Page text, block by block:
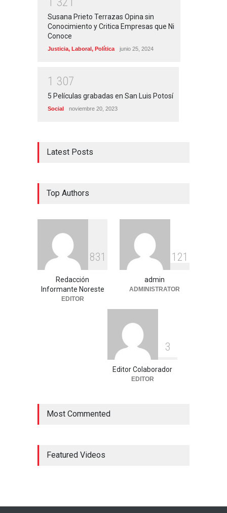
Susana Prieto Terrazas Opina sin
Conocimiento y Critica Empresas que Ni
Conoce
Justicia, Laboral, Política junio 25, 2024
1 307
5 Películas grabadas en San Luis Potosí
Social noviembre 20, 2023
Latest Posts
Top Authors
831
Redacción
Informante Noreste
EDITOR
1 21
admin
ADMINISTRATOR
3
Editor Colaborador
EDITOR
Most Commented
Featured Videos